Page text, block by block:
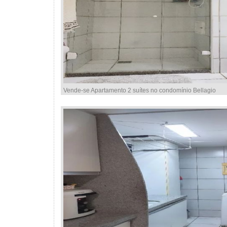
Vende-se Apartamento 2 suítes no condomínio Bellagio